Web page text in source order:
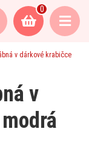
0
v dárkové krabičce
v